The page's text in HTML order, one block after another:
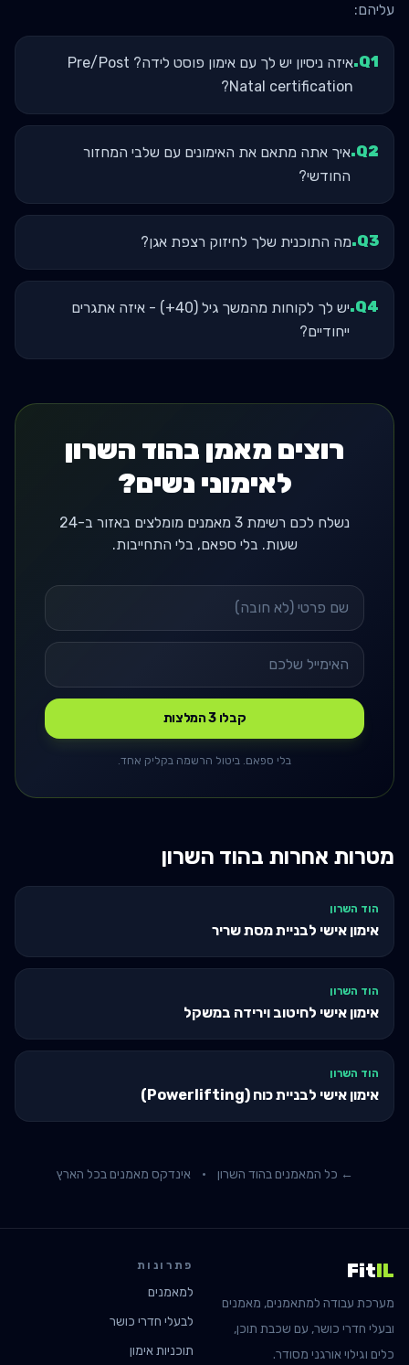
עליהם:
Q1
.
איזה ניסיון יש לך עם אימון פוסט לידה? Pre/Post
Natal certification?
Q2
.איך אתה מתאם את האימונים עם שלבי המחזור
החודשי?
Q3
.מה התוכנית שלך לחיזוק רצפת אגן?
Q4
.
יש לך לקוחות מהמשך גיל (40+) - איזה אתגרים
ייחודיים?
רוצים מאמן בהוד השרון
לאימוני נשים?
נשלח לכם רשימת 3 מאמנים מומלצים באזור ב-24
שעות. בלי ספאם, בלי התחייבות.
קבלו 3 המלצות
בלי ספאם. ביטול הרשמה בקליק אחד.
מטרות אחרות בהוד השרון
הוד השרון
אימון אישי לבניית מסת שריר
הוד השרון
אימון אישי לחיטוב וירידה במשקל
הוד השרון
אימון אישי לבניית כוח (Powerlifting)
← כל המאמנים בהוד השרון · אינדקס מאמנים בכל הארץ
FitIL
מערכת עבודה למתאמנים, מאמנים
ובעלי חדרי כושר, עם שכבת תוכן,
כלים וגילוי אורגני מסודר.
פתרונות
למאמנים
לבעלי חדרי כושר
תוכניות אימון